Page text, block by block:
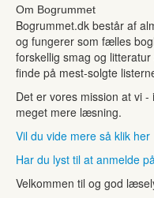
Om Bogrummet
Bogrummet.dk består af
og fungerer som fælles
forskellig smag og
finde på mest-solgte
Det er vores mission at vi
meget mere læsning.
Vil du vide mere så klik her
Har du lyst til at anmelde
Velkommen til og god